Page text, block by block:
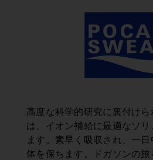
高度な科学的研究に裏付け
は、イオン補給に最適なソ
ます。素早く吸収され、一
体を保ちます。ドガソンの